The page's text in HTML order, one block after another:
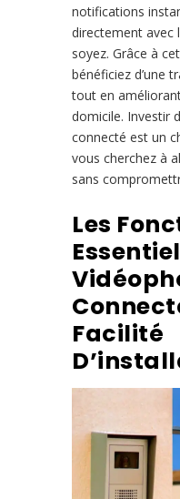
notifications
directement avec
soyez. Grâce à
bénéficiez d’une
tout en
domicile. Investir
connecté est un
vous cherchez à
sans
Les
Facilité